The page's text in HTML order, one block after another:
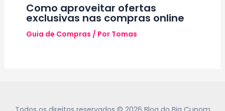
Como aproveitar ofertas
exclusivas nas compras online
Guia de Compras / Por Tomas